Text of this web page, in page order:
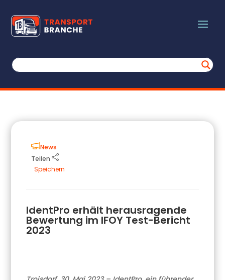
News
Teilen
Speichern
IdentPro erhält herausragende
Bewertung im IFOY Test-Bericht
2023